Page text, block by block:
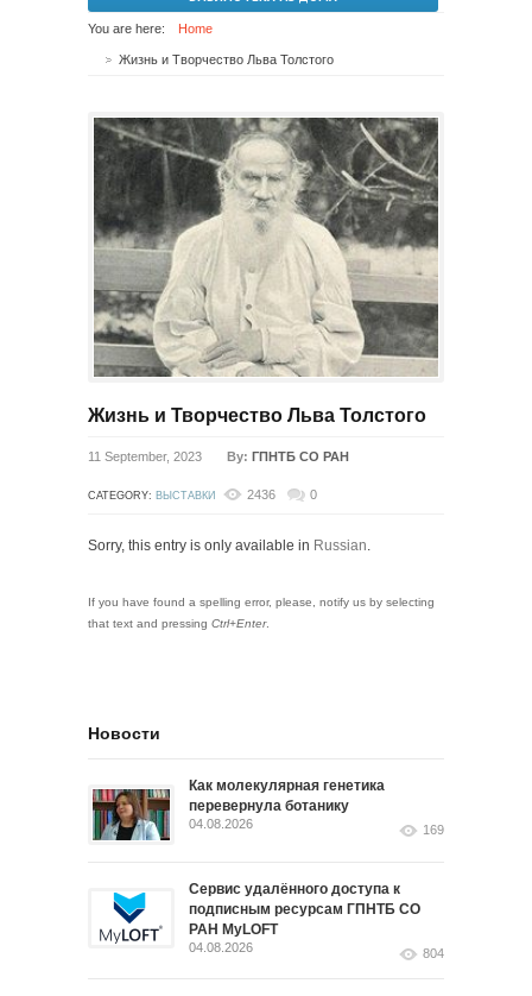
You are here: Home
Жизнь и Творчество Льва Толстого
Жизнь и Творчество Льва Толстого
11 September, 2023 By: ГПНТБ СО РАН
CATEGORY: ВЫСТАВКИ 2436 0
Sorry, this entry is only available in Russian.
If you have found a spelling error, please, notify us by selecting
that text and pressing Ctrl+Enter.
Новости
Как молекулярная генетика
перевернула ботанику
04.08.2026 169
Сервис удалённого доступа к
подписным ресурсам ГПНТБ СО
РАН MyLOFT
04.08.2026 804